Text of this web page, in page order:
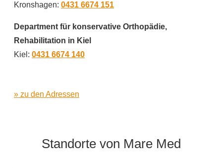
Kronshagen: 0431 6674 151
Department für konservative Orthopädie,
Rehabilitation in Kiel
Kiel: 0431 6674 140
» zu den Adressen
Standorte von Mare Med